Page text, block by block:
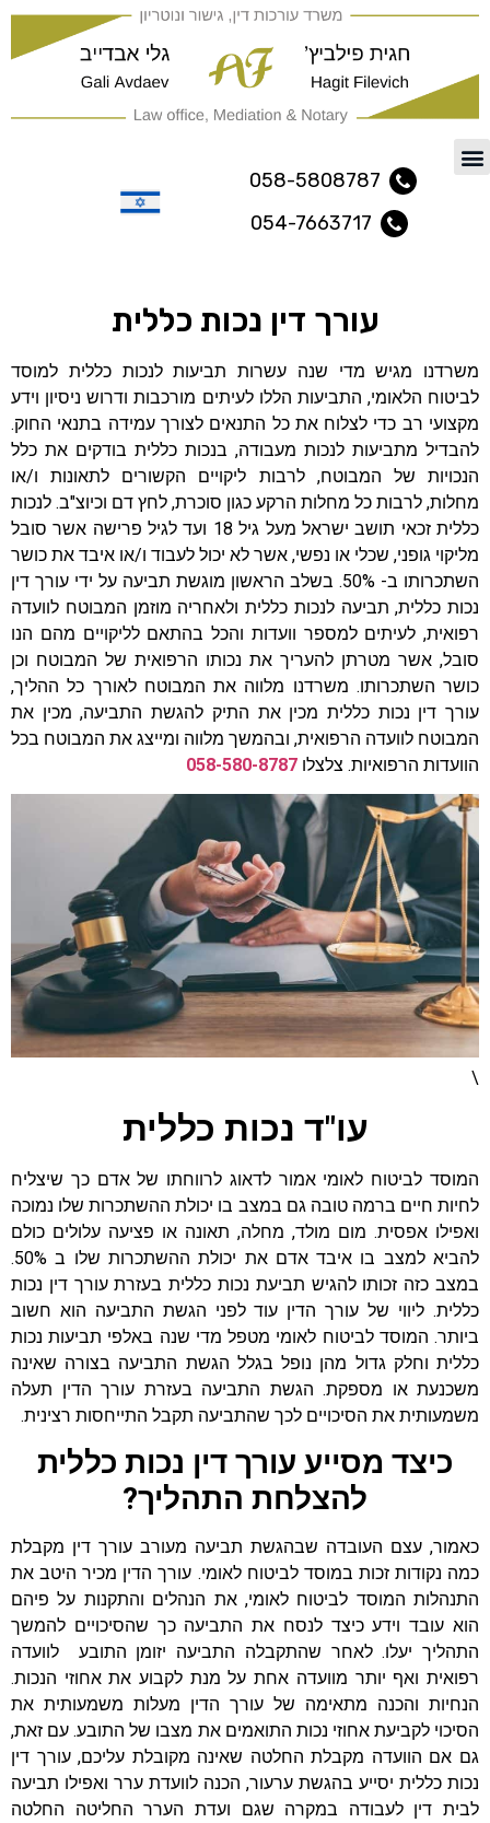
058-5808787
054-7663717
עורך דין נכות כללית
משרדנו מגיש מדי שנה עשרות תביעות לנכות כללית למוסד
לביטוח הלאומי, התביעות הללו לעיתים מורכבות ודרוש ניסיון וידע
מקצועי רב כדי לצלוח את כל התנאים לצורך עמידה בתנאי החוק.
להבדיל מתביעות לנכות מעבודה, בנכות כללית בודקים את כלל
הנכויות של המבוטח, לרבות ליקויים הקשורים לתאונות ו/או
מחלות, לרבות כל מחלות הרקע כגון סוכרת, לחץ דם וכיוצ"ב. לנכות
כללית זכאי תושב ישראל מעל גיל 18 ועד לגיל פרישה אשר סובל
מליקוי גופני, שכלי או נפשי, אשר לא יכול לעבוד ו/או איבד את כושר
השתכרותו ב- 50%. בשלב הראשון מוגשת תביעה על ידי עורך דין
נכות כללית, תביעה לנכות כללית ולאחריה מוזמן המבוטח לוועדה
רפואית, לעיתים למספר וועדות והכל בהתאם לליקויים מהם הנו
סובל, אשר מטרתן להעריך את נכותו הרפואית של המבוטח וכן
כושר השתכרותו. משרדנו מלווה את המבוטח לאורך כל ההליך,
עורך דין נכות כללית מכין את התיק להגשת התביעה, מכין את
המבוטח לוועדה הרפואית, ובהמשך מלווה ומייצג את המבוטח בכל
הוועדות הרפואיות. צלצלו 058-580-8787
\
עו"ד נכות כללית
המוסד לביטוח לאומי אמור לדאוג לרווחתו של אדם כך שיצליח
לחיות חיים ברמה טובה גם במצב בו יכולת ההשתכרות שלו נמוכה
ואפילו אפסית. מום מולד, מחלה, תאונה או פציעה עלולים כולם
להביא למצב בו איבד אדם את יכולת ההשתכרות שלו ב 50%.
במצב כזה זכותו להגיש תביעת נכות כללית בעזרת עורך דין נכות
כללית. ליווי של עורך הדין עוד לפני הגשת התביעה הוא חשוב
ביותר. המוסד לביטוח לאומי מטפל מדי שנה באלפי תביעות נכות
כללית וחלק גדול מהן נופל בגלל הגשת התביעה בצורה שאינה
משכנעת או מספקת. הגשת התביעה בעזרת עורך הדין תעלה
משמעותית את הסיכויים לכך שהתביעה תקבל התייחסות רצינית.
כיצד מסייע עורך דין נכות כללית
להצלחת התהליך?
כאמור, עצם העובדה שבהגשת תביעה מעורב עורך דין מקבלת
כמה נקודות זכות במוסד לביטוח לאומי. עורך הדין מכיר היטב את
התנהלות המוסד לביטוח לאומי, את הנהלים והתקנות על פיהם
הוא עובד וידע כיצד לנסח את התביעה כך שהסיכויים להמשך
התהליך יעלו. לאחר שהתקבלה התביעה יזומן התובע לוועדה
רפואית ואף יותר מוועדה אחת על מנת לקבוע את אחוזי הנכות.
הנחיות והכנה מתאימה של עורך הדין מעלות משמעותית את
הסיכוי לקביעת אחוזי נכות התואמים את מצבו של התובע. עם זאת,
גם אם הוועדה מקבלת החלטה שאינה מקובלת עליכם, עורך דין
נכות כללית יסייע בהגשת ערעור, הכנה לוועדת ערר ואפילו תביעה
לבית דין לעבודה במקרה שגם ועדת הערר החליטה החלטה